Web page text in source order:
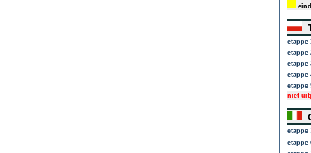
etappe
etappe
etappe
etappe
etappe
niet
etappe
etappe